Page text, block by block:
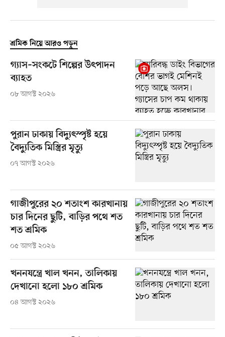
শ্রমিক নিয়ে আরও পড়ুন
গ্যাস–সংকটে শিল্পের উৎপাদন
ব্যাহত
০৮ আগস্ট ২০২৬
পুরান ঢাকায় বিদ্যুৎস্পৃষ্ট হয়ে
বৈদ্যুতিক মিস্ত্রির মৃত্যু
০৭ আগস্ট ২০২৬
গাজীপুরের ২০ শতাংশ কারখানায়
চার দিনের ছুটি, বাড়ির পথে শত
শত শ্রমিক
০৫ আগস্ট ২০২৬
খননযন্ত্রে খাল খনন, তালিকায়
দেখানো হলো ১৮০ শ্রমিক
০৪ আগস্ট ২০২৬